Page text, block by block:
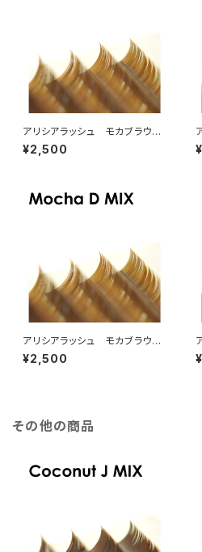
アリシアラッシュ モカブラウン
CカールMIX
¥2,500
J
アリシアラッシュ モカブラウン
DカールMIX
¥2,500
その他の商品